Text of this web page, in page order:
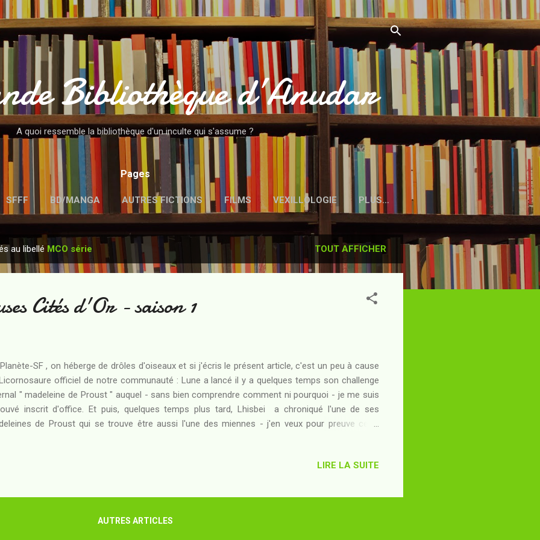
Accéder au contenu principal
Bibliothèque d’Anudar
A quoi ressemble la bibliothèque d'un inculte qui s'assume ?
Pages
SFFF BD/MANGA AUTRES FICTIONS FILMS VEXILLOLOGIE PLUS…
MENTIONS LÉGALES
au libellé MCO série TOUT AFFICHER
Cités d'Or - saison 1
SF , on héberge de drôles d'oiseaux et si j'écris le présent article, c'est un peu à cause
officiel de notre communauté : Lune a lancé il y a quelques temps son challenge
" madeleine de Proust " auquel - sans bien comprendre comment ni pourquoi - je me suis
inscrit d'office. Et puis, quelques temps plus tard, Lhisbei a chroniqué l'une de ses
de Proust qui se trouve être aussi l'une des miennes - j'en veux pour preuve cette
de l'amie Lune. Et tant qu'à faire, autant la surprendre et donc apporter à l'édifice une
remonter plu...
LIRE LA SUITE
AUTRES ARTICLES